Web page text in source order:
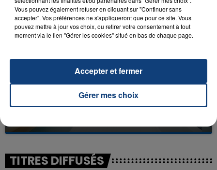
Un homme s'est immolé par le feu après avoir
aspergé sa compagne et leur bébé de trois mois
d'un liquide inflammable.
UNE ADOLESCENTE DEVANT SE FAIRE
La famille a porté plainte contre la clinique qui a
excuses.
TITRES DIFFUSÉS
Vous pouvez également refuser en cliquant sur "Continuer sans
accepter". Vos préférences ne s'appliqueront que pour ce site. Vous
pouvez mettre à jour vos choix, ou retirer votre consentement à tout
moment via le lien "Gérer les cookies" situé en bas de chaque page.
Gérer mes choix
Accepter et fermer